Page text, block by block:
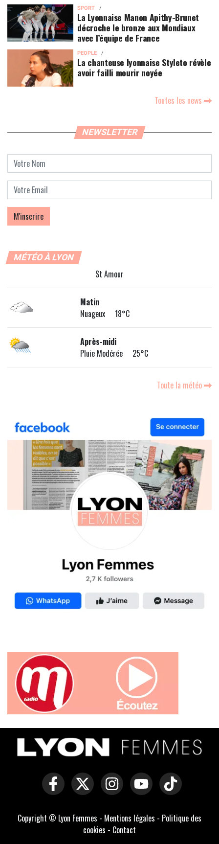
SPORT
La Lyonnaise Manon Apithy-Brunet
décroche le bronze aux Mondiaux
avec l’équipe de France
PEOPLE
La chanteuse lyonnaise Styleto révèle
avoir failli mourir noyée
Toutes les news
NEWSLETTER
MÉTÉO À LYON
St Amour
Matin
Nuageux 18°C
Après-midi
Pluie Modérée 25°C
Toute la météo
Copyright © Lyon Femmes - Mentions légales - Politique des
cookies - Contact